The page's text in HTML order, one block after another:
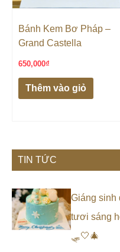
Bánh Kem Bơ Pháp –
Grand Castella
650,000₫
Thêm vào giỏ
TIN TỨC
Giáng sinh
tươi sáng
🛷🤍🎄